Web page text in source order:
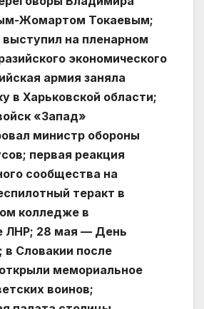
Жомартом Токаевым;
на пленарном
экономического
армия заняла
в Харьковской области;
«Запад»
министр обороны
первая реакция
сообщества на
теракт в
колледже в
ЛНР; 28 мая — День
в Словакии после
мемориальное
воинов;